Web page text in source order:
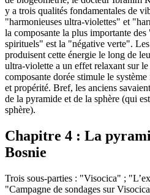
y a trois qualités fondamentales de
"harmonieuses ultra-violettes" et
la composante la plus importante des
spirituels" est la "négative verte".
produisent cette énergie le long de
ultra-violette a un effet relaxant sur
composante dorée stimule le
et propérité. Bref, les anciens
de la pyramide et de la sphère (qui
sphère).
Chapitre 4 : La
Bosnie
Trois sous-parties : "Visocica" ;
"Campagne de sondages sur